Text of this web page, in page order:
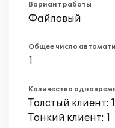
Вариант работы
Файловый
Общее число
1
Количество
Толстый клиент: 1
Тонкий клиент: 1